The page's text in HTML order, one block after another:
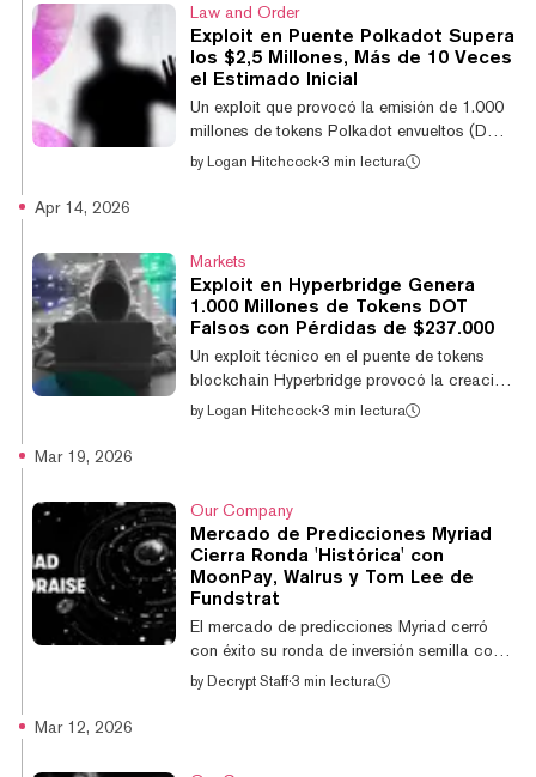
habilita mercados de predicciones de alta
velocidad que ofrecen pagos en tiempo casi
real para los usuarios. Como base de la
integración, el Chainlink Runtime Environment
(CRE) equipa a Myriad con una capa de
Law and Order
Exploit en Puente Polkadot Supera
los $2,5 Millones, Más de 10 Veces
el Estimado Inicial
Un exploit que provocó la emisión de 1.000
millones de tokens Polkadot envueltos (DOT)
a principios de esta semana es aún peor de
al puente Polkadot-Ethereum es en realidad
cercano a $2,5 millones, más de 10 veces el
estimado inicial. "Un atacante explotó una
vulnerabilidad en la lógica de verificación de
pruebas del Merkle Mountain Ra...
by Logan Hitchcock·3 min lectura
Apr 14, 2026
Markets
Exploit en Hyperbridge Genera
1.000 Millones de Tokens DOT
Falsos con Pérdidas de $237.000
Un exploit técnico en el puente de tokens
blockchain Hyperbridge provocó la creación
artificial de 1.000 millones de tokens
lunes. El protocolo, que permite a los
usuarios transferir fondos entre distintas
blockchains —como de Ethereum a Polkadot
— señaló que el exploit fue consecuencia de
una vulnerabilidad en su lógica de verifi...
by Logan Hitchcock·3 min lectura
Mar 19, 2026
Our Company
Mercado de Predicciones Myriad
Cierra Ronda 'Histórica' con
MoonPay, Walrus y Tom Lee de
Fundstrat
El mercado de predicciones Myriad cerró
con éxito su ronda de inversión semilla con
la participación de inversores como
by Decrypt Staff·3 min lectura
Mar 12, 2026